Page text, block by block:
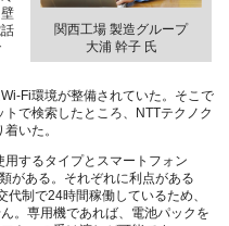
関西工場 製造グループ
大浦 幹子 氏
Fi環境が整備されていた。そこで
トで検索したところ、NTTテクノク
いた。
するタイプとスマートフォン
がある。それぞれに利点がある
制で24時間稼働しているため、
。専用機であれば、電池パックを